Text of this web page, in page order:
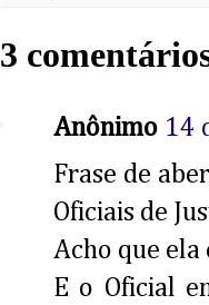
3
Anônimo 14
Frase de
Oficiais de
Acho que
E o Oficial